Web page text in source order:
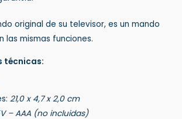
original de su televisor, es un mando
las mismas funciones.
técnicas:
21,0 x 4,7 x 2,0 cm
– AAA (no incluidas)